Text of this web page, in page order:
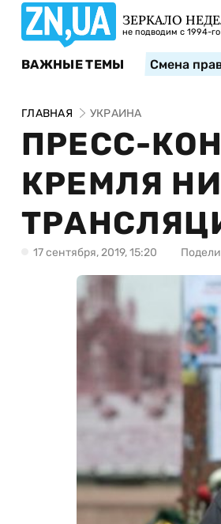
ЗЕРКАЛО
не подводим с 1994-го
ВАЖНЫЕ ТЕМЫ Смена
ГЛАВНАЯ УКРАИНА
ПРЕСС-
КРЕМЛЯ
17 сентября, 2019, 15:20